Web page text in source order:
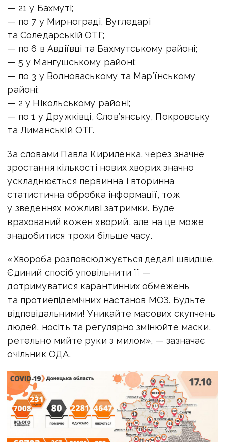
— 21 у Бахмуті;
— по 7 у Мирнограді, Вугледарі
та Соледарській ОТГ;
— по 6 в Авдіївці та Бахмутському районі;
— 5 у Мангушському районі;
— по 3 у Волноваському та Мар’їнському
районі;
— 2 у Нікольському районі;
— по 1 у Дружківці, Слов’янську, Покровську
та Лиманській ОТГ.
За словами Павла Кириленка, через значне
зростання кількості нових хворих значно
ускладнюється первинна і вторинна
статистична обробка інформації, тож
у зведеннях можливі затримки. Буде
врахований кожен хворий, але на це може
знадобитися трохи більше часу.
«Хвороба розповсюджується дедалі швидше.
Єдиний спосіб уповільнити її —
дотримуватися карантинних обмежень
та протиепідемічних настанов МОЗ. Будьте
відповідальними! Уникайте масових скупчень
людей, носіть та регулярно змінюйте маски,
ретельно мийте руки з милом», — зазначає
очільник ОДА.